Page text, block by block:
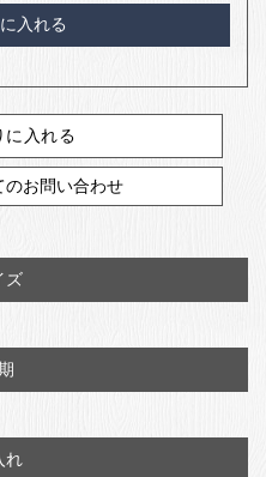
入れる
に入れる
のお問い合わせ
ズ
れ